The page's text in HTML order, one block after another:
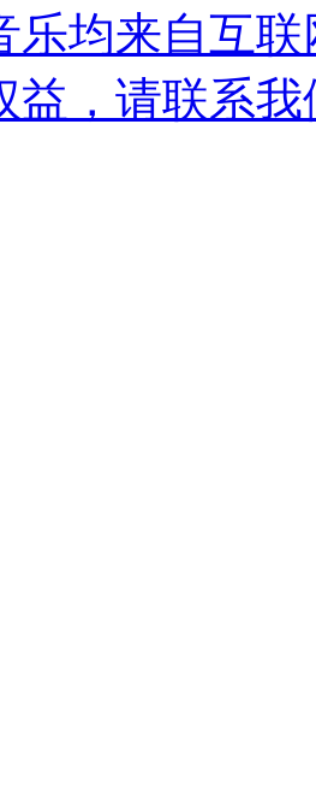
乐均来自互
益，请联系